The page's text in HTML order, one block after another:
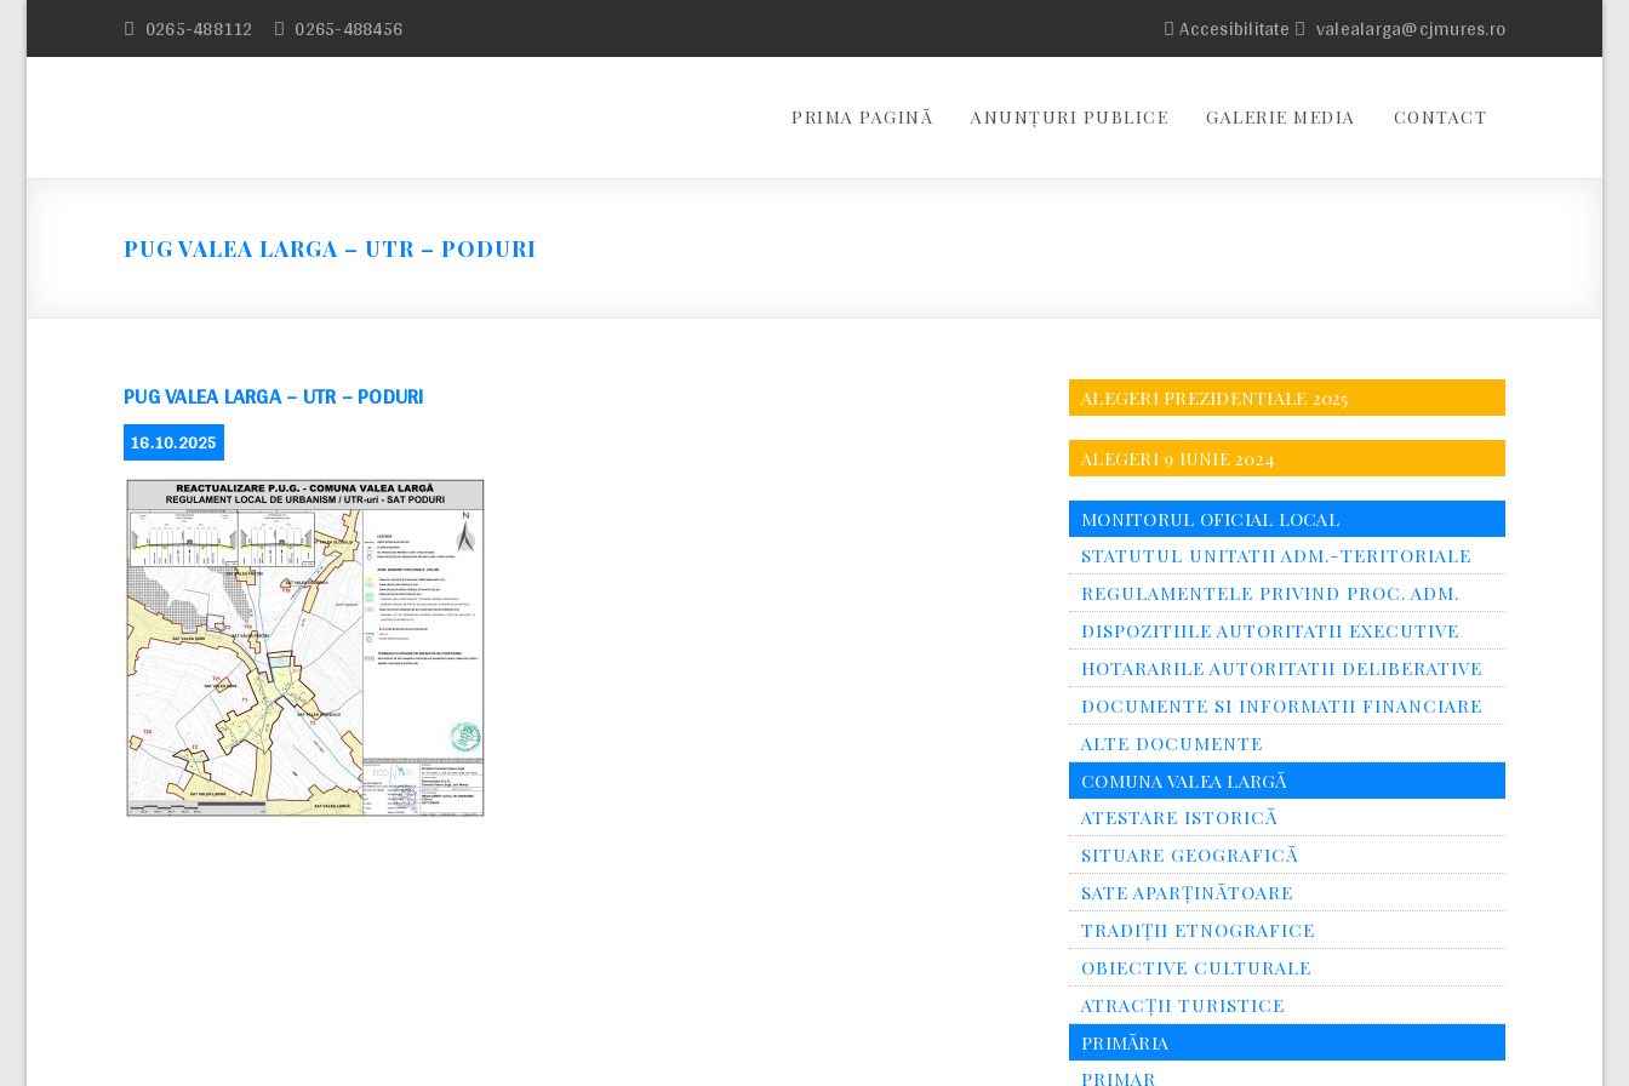
0265-488112 0265-488456 Accesibilitate valealarga@cjmures.ro
PRIMA PAGINĂ ANUNȚURI PUBLICE GALERIE MEDIA CONTACT
PUG VALEA LARGA – UTR – PODURI
PUG VALEA LARGA – UTR – PODURI
POSTED
ON
16.10.2025
ALEGERI PREZIDENTIALE 2025
ALEGERI 9 IUNIE 2024
MONITORUL OFICIAL LOCAL
STATUTUL UNITATII ADM.-TERITORIALE
REGULAMENTELE PRIVIND PROC. ADM.
DISPOZITIILE AUTORITATII EXECUTIVE
HOTARARILE AUTORITATII DELIBERATIVE
DOCUMENTE SI INFORMATII FINANCIARE
ALTE DOCUMENTE
COMUNA VALEA LARGĂ
ATESTARE ISTORICĂ
SITUARE GEOGRAFICĂ
SATE APARȚINĂTOARE
TRADIȚII ETNOGRAFICE
OBIECTIVE CULTURALE
ATRACȚII TURISTICE
PRIMĂRIA
PRIMAR